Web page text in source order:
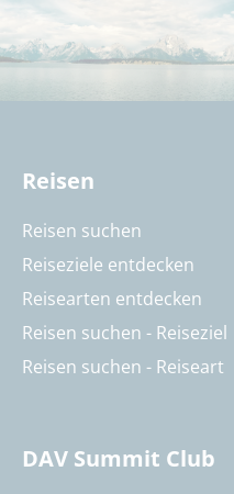
Reisen
Reisen suchen
Reiseziele entdecken
Reisearten entdecken
Reisen suchen - Reiseziel
Reisen suchen - Reiseart
DAV Summit Club